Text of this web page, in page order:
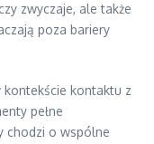
zwyczaje, ale także
poza bariery
kontaktu z
pełne
chodzi o wspólne